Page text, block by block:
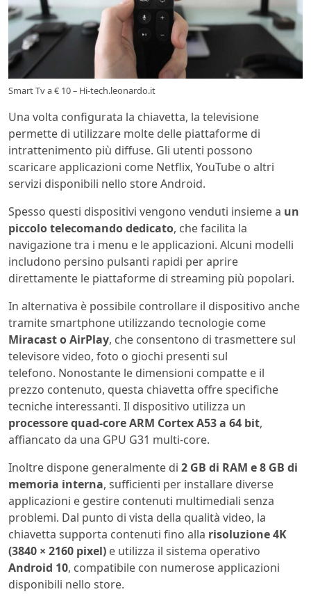
Smart Tv a € 10 – Hi-tech.leonardo.it
Una volta configurata la chiavetta, la televisione
permette di utilizzare molte delle piattaforme di
intrattenimento più diffuse. Gli utenti possono
scaricare applicazioni come Netflix, YouTube o altri
servizi disponibili nello store Android.
Spesso questi dispositivi vengono venduti insieme a un
piccolo telecomando dedicato, che facilita la
navigazione tra i menu e le applicazioni. Alcuni modelli
includono persino pulsanti rapidi per aprire
direttamente le piattaforme di streaming più popolari.
In alternativa è possibile controllare il dispositivo anche
tramite smartphone utilizzando tecnologie come
Miracast o AirPlay, che consentono di trasmettere sul
televisore video, foto o giochi presenti sul
telefono. Nonostante le dimensioni compatte e il
prezzo contenuto, questa chiavetta offre specifiche
tecniche interessanti. Il dispositivo utilizza un
processore quad-core ARM Cortex A53 a 64 bit,
affiancato da una GPU G31 multi-core.
Inoltre dispone generalmente di 2 GB di RAM e 8 GB di
memoria interna, sufficienti per installare diverse
applicazioni e gestire contenuti multimediali senza
problemi. Dal punto di vista della qualità video, la
chiavetta supporta contenuti fino alla risoluzione 4K
(3840 × 2160 pixel) e utilizza il sistema operativo
Android 10, compatibile con numerose applicazioni
disponibili nello store.